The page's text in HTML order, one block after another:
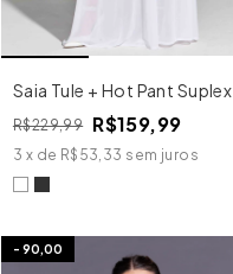
Saia Tule + Hot Pant Suplex
R$229,99 R$159,99
3 x de R$53,33 sem juros
- 90,00